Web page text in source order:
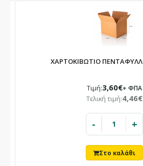
ΧΑΡΤΟΚΙΒΩΤΙΟ
Τιμή:3,60€+ ΦΠΑ
Τελική τιμή:4,46€
- +